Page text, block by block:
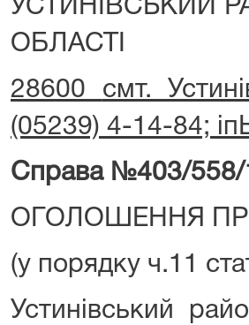
УСТИНІВСЬКИИ
ОБЛАСТІ
28600 смт.
(05239) 4-14-84;
Справа №403/558/
ОГОЛОШЕННЯ
(у порядку ч.11
Устинівський